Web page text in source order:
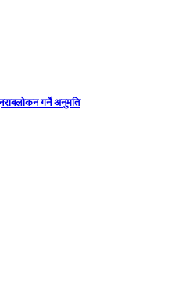
गर्ने अनुमति